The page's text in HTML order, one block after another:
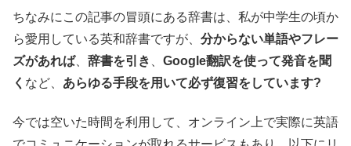
ちなみにこの記事の冒頭にある辞書は、私が中学生の頃か
ら愛用している英和辞書ですが、 分からない単語やフレー
ズがあれば、 辞書を引き
Google翻訳を使って発音を聞
く など、 あらゆる手段を用いて必ず復習をしています?
今では空いた時間を利用して、オンライン上で実際に英語